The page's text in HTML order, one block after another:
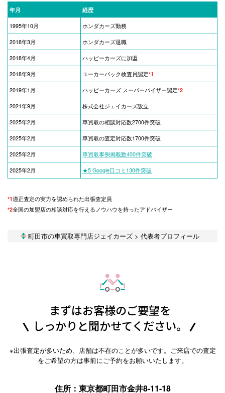
年月 経歴
1995年10月 ホンダカーズ勤務
2018年3月 ホンダカーズ退職
2018年4月 ハッピーカーズに加盟
2018年9月 ユーカーパック検査員認定*1
2019年1月 ハッピーカーズ スーパーバイザー認定*2
2021年9月 株式会社ジェイカーズ設立
2025年2月 車買取の相談対応数2700件突破
2025年2月 車買取の査定対応数1700件突破
2025年2月 車買取事例掲載数400件突破
2025年2月 ★5 Google口コミ130件突破
*1適正査定の実力を認められた出張査定員
*2全国の加盟店の相談対応を行えるノウハウを持ったアドバイザー
町田市の車買取専門店ジェイカーズ> 代表者プロフィール
まずはお客様のご要望を
しっかりと聞かせてください。
※出張査定が多いため、店舗は不在のことが多いです。ご来店での査定
をご希望の方は事前にご予約をお願いいたします。
住所：東京都町田市金井8-11-18